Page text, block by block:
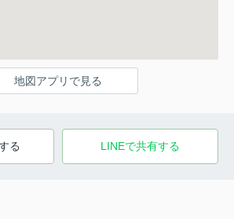
地図アプリで見る
る LINEで共有する